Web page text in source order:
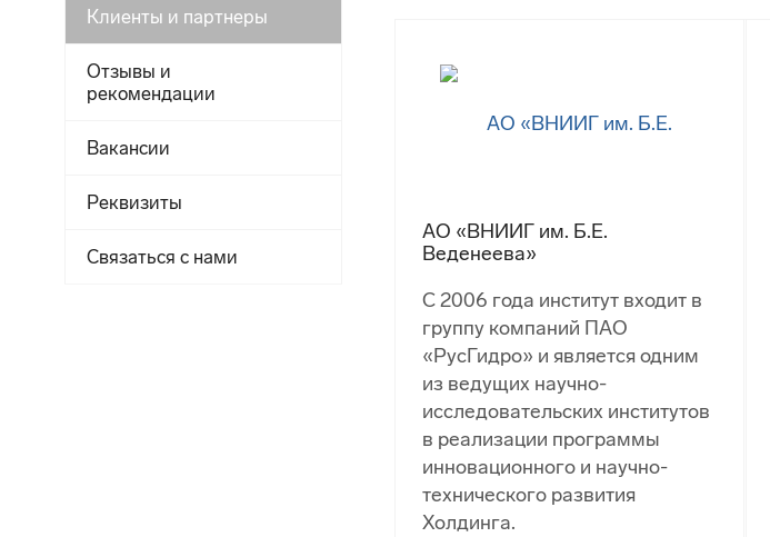
АО «ВНИИГ им. Б.Е.
Веденеева»
С 2006 года институт входит в
группу компаний ПАО
«РусГидро» и является одним
из ведущих научно-
исследовательских институтов
в реализации программы
инновационного и научно-
технического развития
Холдинга.
Клиенты и партнеры
Отзывы и
рекомендации
Вакансии
Реквизиты
Связаться с нами